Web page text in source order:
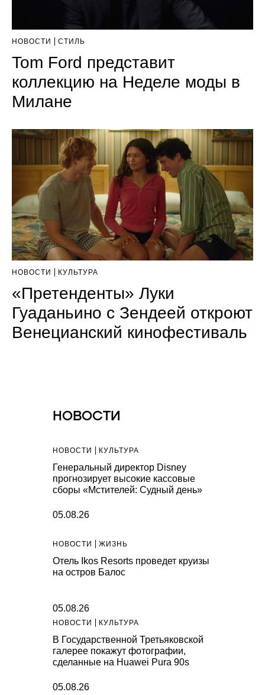
НОВОСТИ СТИЛЬ
Tom Ford представит
коллекцию на Неделе моды в
Милане
НОВОСТИ КУЛЬТУРА
«Претенденты» Луки
Гуаданьино с Зендеей откроют
Венецианский кинофестиваль
НОВОСТИ
НОВОСТИ КУЛЬТУРА
Генеральный директор Disney
прогнозирует высокие кассовые
сборы «Мстителей: Судный день»
05.08.26
НОВОСТИ ЖИЗНЬ
Отель Ikos Resorts проведет круизы
на остров Балос
05.08.26
НОВОСТИ КУЛЬТУРА
В Государственной Третьяковской
галерее покажут фотографии,
сделанные на Huawei Pura 90s
05.08.26